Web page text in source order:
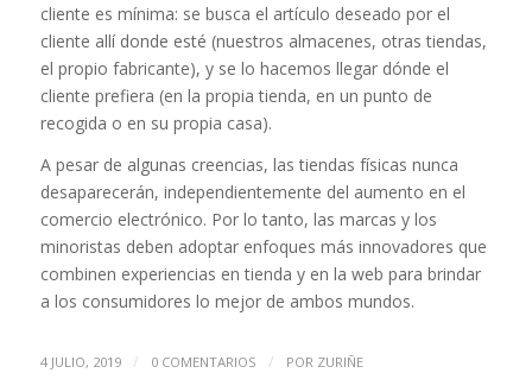
cliente es mínima: se busca el artículo deseado por el
cliente allí donde esté (nuestros almacenes, otras tiendas,
el propio fabricante), y se lo hacemos llegar dónde el
cliente prefiera (en la propia tienda, en un punto de
recogida o en su propia casa).
A pesar de algunas creencias, las tiendas físicas nunca
desaparecerán, independientemente del aumento en el
comercio electrónico. Por lo tanto, las marcas y los
minoristas deben adoptar enfoques más innovadores que
combinen experiencias en tienda y en la web para brindar
a los consumidores lo mejor de ambos mundos.
4 JULIO, 2019 / 0 COMENTARIOS / POR ZURIÑE